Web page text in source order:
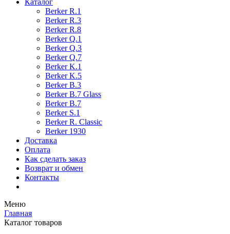
Каталог
Berker R.1
Berker R.3
Berker R.8
Berker Q.1
Berker Q.3
Berker Q.7
Berker K.1
Berker K.5
Berker B.3
Berker B.7 Glass
Berker B.7
Berker S.1
Berker R. Classic
Berker 1930
Доставка
Оплата
Как сделать заказ
Возврат и обмен
Контакты
Меню
Главная
Каталог товаров